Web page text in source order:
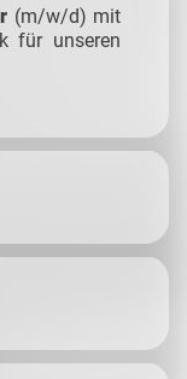
(m/w/d) mit
für unseren